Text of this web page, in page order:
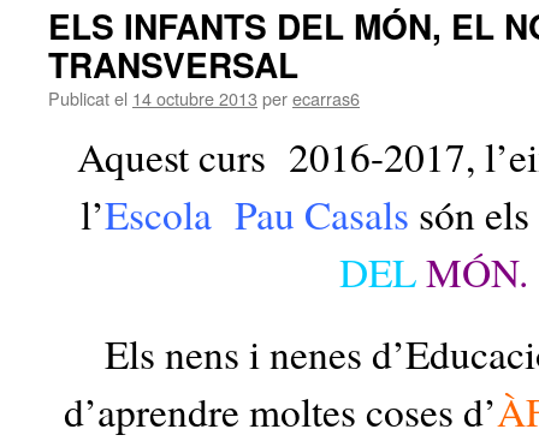
ELS INFANTS DEL MÓN, EL
TRANSVERSAL
Publicat el 14 octubre 2013 perecarras6
Aquest curs 2016-2017,
l’Escola Pau Casals són els
DELMÓN.
Els nens i nenes
d’aprendre moltes coses d’